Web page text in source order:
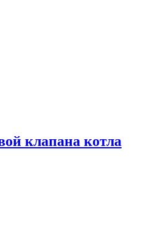
клапана котла